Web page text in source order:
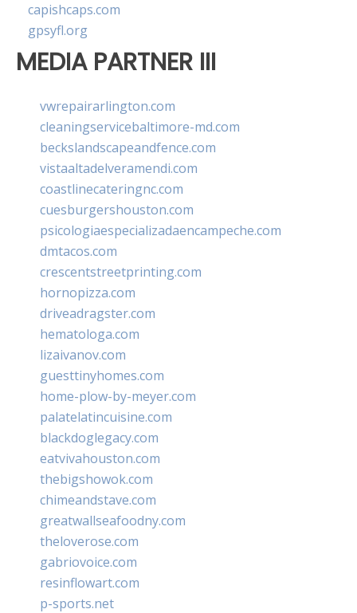
capishcaps.com
gpsyfl.org
MEDIA PARTNER III
vwrepairarlington.com
cleaningservicebaltimore-md.com
beckslandscapeandfence.com
vistaaltadelveramendi.com
coastlinecateringnc.com
cuesburgershouston.com
psicologiaespecializadaencampeche.com
dmtacos.com
crescentstreetprinting.com
hornopizza.com
driveadragster.com
hematologa.com
lizaivanov.com
guesttinyhomes.com
home-plow-by-meyer.com
palatelatincuisine.com
blackdoglegacy.com
eatvivahouston.com
thebigshowok.com
chimeandstave.com
greatwallseafoodny.com
theloverose.com
gabriovoice.com
resinflowart.com
p-sports.net